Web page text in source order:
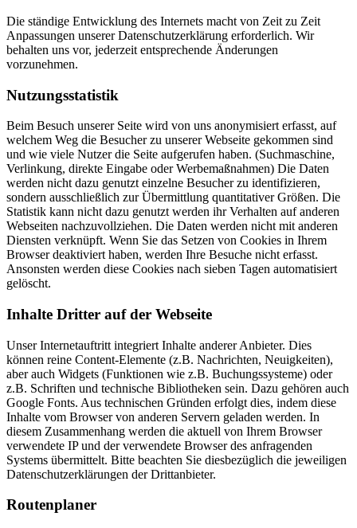
Die ständige Entwicklung des Internets macht von Zeit zu Zeit
Anpassungen unserer Datenschutzerklärung erforderlich. Wir
behalten uns vor, jederzeit entsprechende Änderungen
vorzunehmen.
Nutzungsstatistik
Beim Besuch unserer Seite wird von uns anonymisiert erfasst, auf
welchem Weg die Besucher zu unserer Webseite gekommen sind
und wie viele Nutzer die Seite aufgerufen haben. (Suchmaschine,
Verlinkung, direkte Eingabe oder Werbemaßnahmen) Die Daten
werden nicht dazu genutzt einzelne Besucher zu identifizieren,
sondern ausschließlich zur Übermittlung quantitativer Größen. Die
Statistik kann nicht dazu genutzt werden ihr Verhalten auf anderen
Webseiten nachzuvollziehen. Die Daten werden nicht mit anderen
Diensten verknüpft. Wenn Sie das Setzen von Cookies in Ihrem
Browser deaktiviert haben, werden Ihre Besuche nicht erfasst.
Ansonsten werden diese Cookies nach sieben Tagen automatisiert
gelöscht.
Inhalte Dritter auf der Webseite
Unser Internetauftritt integriert Inhalte anderer Anbieter. Dies
können reine Content-Elemente (z.B. Nachrichten, Neuigkeiten),
aber auch Widgets (Funktionen wie z.B. Buchungssysteme) oder
z.B. Schriften und technische Bibliotheken sein. Dazu gehören auch
Google Fonts. Aus technischen Gründen erfolgt dies, indem diese
Inhalte vom Browser von anderen Servern geladen werden. In
diesem Zusammenhang werden die aktuell von Ihrem Browser
verwendete IP und der verwendete Browser des anfragenden
Systems übermittelt. Bitte beachten Sie diesbezüglich die jeweiligen
Datenschutzerklärungen der Drittanbieter.
Routenplaner